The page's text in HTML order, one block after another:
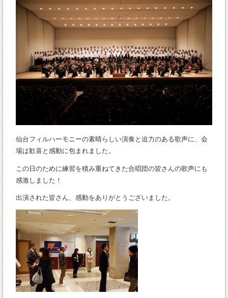
仙台フィルハーモニーの素晴らしい演奏と迫力のある歌声に、会
場は歓喜と感動に包まれました。
この日のために練習を積み重ねてきた合唱団の皆さんの歌声にも
感激しました！
出演された皆さん、感動をありがとうございました。